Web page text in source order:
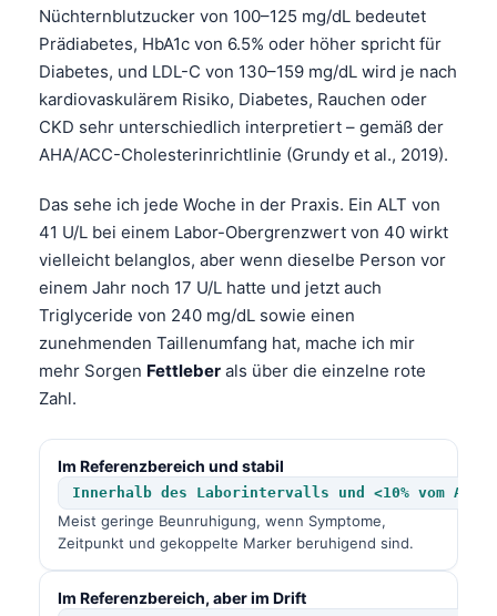
Nüchternblutzucker von 100–125 mg/dL bedeutet
Prädiabetes, HbA1c von 6.5% oder höher spricht für
Diabetes, und LDL-C von 130–159 mg/dL wird je nach
kardiovaskulärem Risiko, Diabetes, Rauchen oder
CKD sehr unterschiedlich interpretiert – gemäß der
AHA/ACC-Cholesterinrichtlinie (Grundy et al., 2019).
Das sehe ich jede Woche in der Praxis. Ein ALT von
41 U/L bei einem Labor-Obergrenzwert von 40 wirkt
vielleicht belanglos, aber wenn dieselbe Person vor
einem Jahr noch 17 U/L hatte und jetzt auch
Triglyceride von 240 mg/dL sowie einen
zunehmenden Taillenumfang hat, mache ich mir
mehr Sorgen Fettleber als über die einzelne rote
Zahl.
Im Referenzbereich und stabil
Innerhalb des Laborintervalls und <10% vom
Meist geringe Beunruhigung, wenn Symptome,
Zeitpunkt und gekoppelte Marker beruhigend sind.
Im Referenzbereich, aber im Drift